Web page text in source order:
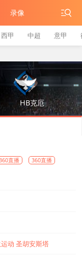
录像
西甲 中超 意甲
HB克厄
直播 360直播
动 圣胡安斯塔